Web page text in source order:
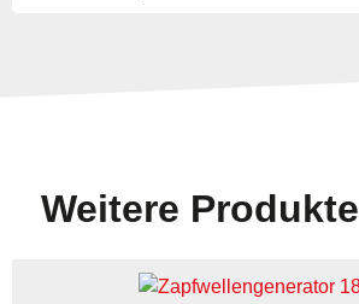
Weitere Produkte